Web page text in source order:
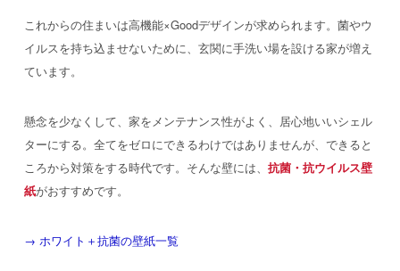
これからの住まいは高機能×Goodデザインが求められます。菌やウ
イルスを持ち込ませないために、玄関に手洗い場を設ける家が増え
ています。
懸念を少なくして、家をメンテナンス性がよく、居心地いいシェル
ターにする。全てをゼロにできるわけではありませんが、できると
ころから対策をする時代です。そんな壁には、 抗菌・抗ウイルス壁
紙がおすすめです。
→ ホワイト＋抗菌の壁紙一覧